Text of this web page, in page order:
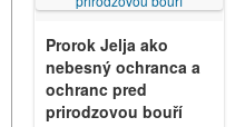
Prorok Jelja ako
nebesný ochranca a
ochranc pred
prirodzovou bouří